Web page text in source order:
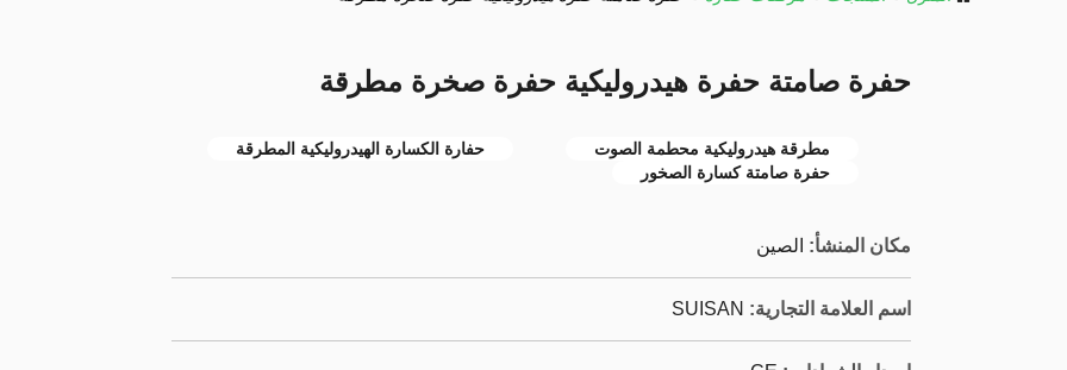
حفرة صامتة حفرة هيدروليكية حفرة صخرة مطرقة
مطرقة هيدروليكية محطمة الصوت
حفارة الكسارة الهيدروليكية المطرقة
حفرة صامتة كسارة الصخور
مكان المنشأ: الصين
اسم العلامة التجارية: SUISAN